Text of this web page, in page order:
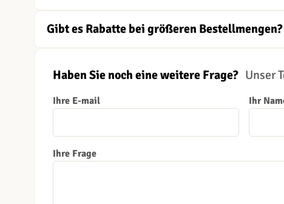
Gibt es Rabatte bei größeren Bestellmengen?
Haben Sie noch eine weitere Frage? Unser
Ihre E-mail Ihr
Ihre Frage